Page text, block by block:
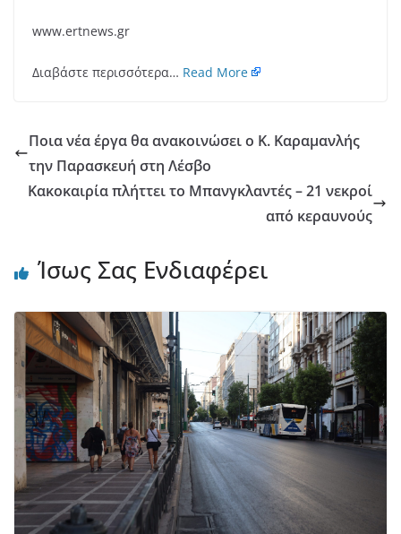
www.ertnews.gr
Διαβάστε περισσότερα… Read More
Ποια νέα έργα θα ανακοινώσει ο Κ. Καραμανλής
την Παρασκευή στη Λέσβο
Κακοκαιρία πλήττει το Μπανγκλαντές – 21 νεκροί
από κεραυνούς
Ίσως Σας Ενδιαφέρει